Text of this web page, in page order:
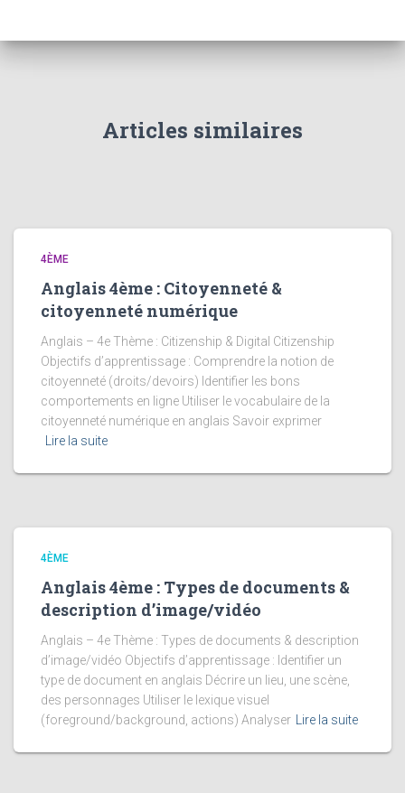
Articles similaires
4ÈME
Anglais 4ème : Citoyenneté &
citoyenneté numérique
Anglais – 4e Thème : Citizenship & Digital Citizenship
Objectifs d’apprentissage : Comprendre la notion de
citoyenneté (droits/devoirs) Identifier les bons
comportements en ligne Utiliser le vocabulaire de la
citoyenneté numérique en anglais Savoir exprimer
Lire la suite
4ÈME
Anglais 4ème : Types de documents &
description d’image/vidéo
Anglais – 4e Thème : Types de documents & description
d’image/vidéo Objectifs d’apprentissage : Identifier un
type de document en anglais Décrire un lieu, une scène,
des personnages Utiliser le lexique visuel
(foreground/background, actions) Analyser Lire la suite